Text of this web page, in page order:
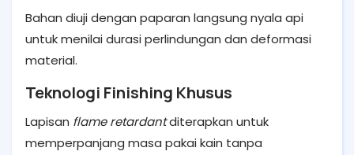
Bahan diuji dengan paparan langsung nyala api
untuk menilai durasi perlindungan dan deformasi
material.
Teknologi Finishing Khusus
Lapisan flame retardantditerapkan untuk
memperpanjang masa pakai kain tanpa